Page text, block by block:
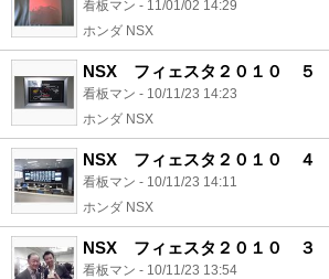
看板マン - 11/01/02 14:29
ホンダ NSX
NSX フィェスタ２０１０ ５
看板マン - 10/11/23 14:23
ホンダ NSX
NSX フィェスタ２０１０ ４
看板マン - 10/11/23 14:11
ホンダ NSX
NSX フィェスタ２０１０ ３
看板マン - 10/11/23 13:54